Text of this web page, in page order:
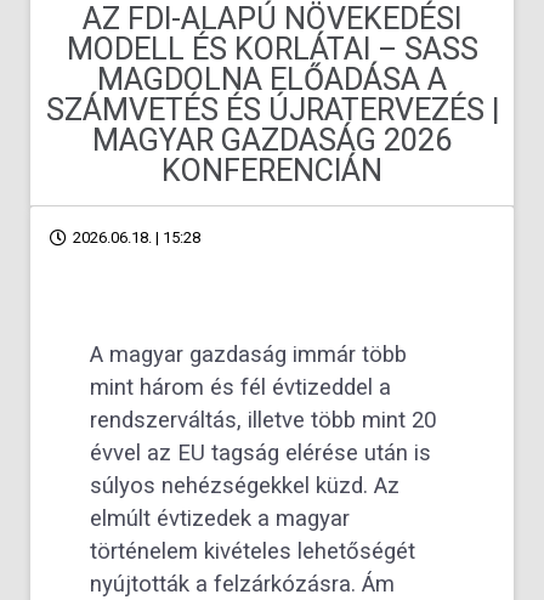
AZ FDI-ALAPÚ NÖVEKEDÉSI
MODELL ÉS KORLÁTAI – SASS
MAGDOLNA ELŐADÁSA A
SZÁMVETÉS ÉS ÚJRATERVEZÉS |
MAGYAR GAZDASÁG 2026
KONFERENCIÁN
2026.06.18. | 15:28
A magyar gazdaság immár több
mint három és fél évtizeddel a
rendszerváltás, illetve több mint 20
évvel az EU tagság elérése után is
súlyos nehézségekkel küzd. Az
elmúlt évtizedek a magyar
történelem kivételes lehetőségét
nyújtották a felzárkózásra. Ám